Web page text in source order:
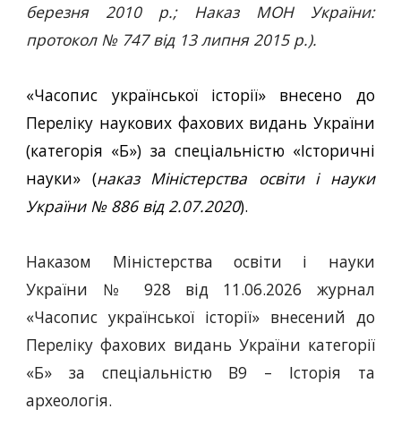
березня 2010 р.; Наказ МОН України:
протокол № 747 від 13 липня 2015 р.).
«Часопис української історії» внесено до
Переліку наукових фахових видань України
(категорія «Б») за спеціальністю «Історичні
науки» (наказ Міністерства освіти і науки
України № 886 від 2.07.2020).
Наказом Міністерства освіти і науки
України № 928 від 11.06.2026 журнал
«Часопис української історії» внесений до
Переліку фахових видань України категорії
«Б» за спеціальністю В9 – Історія та
археологія.